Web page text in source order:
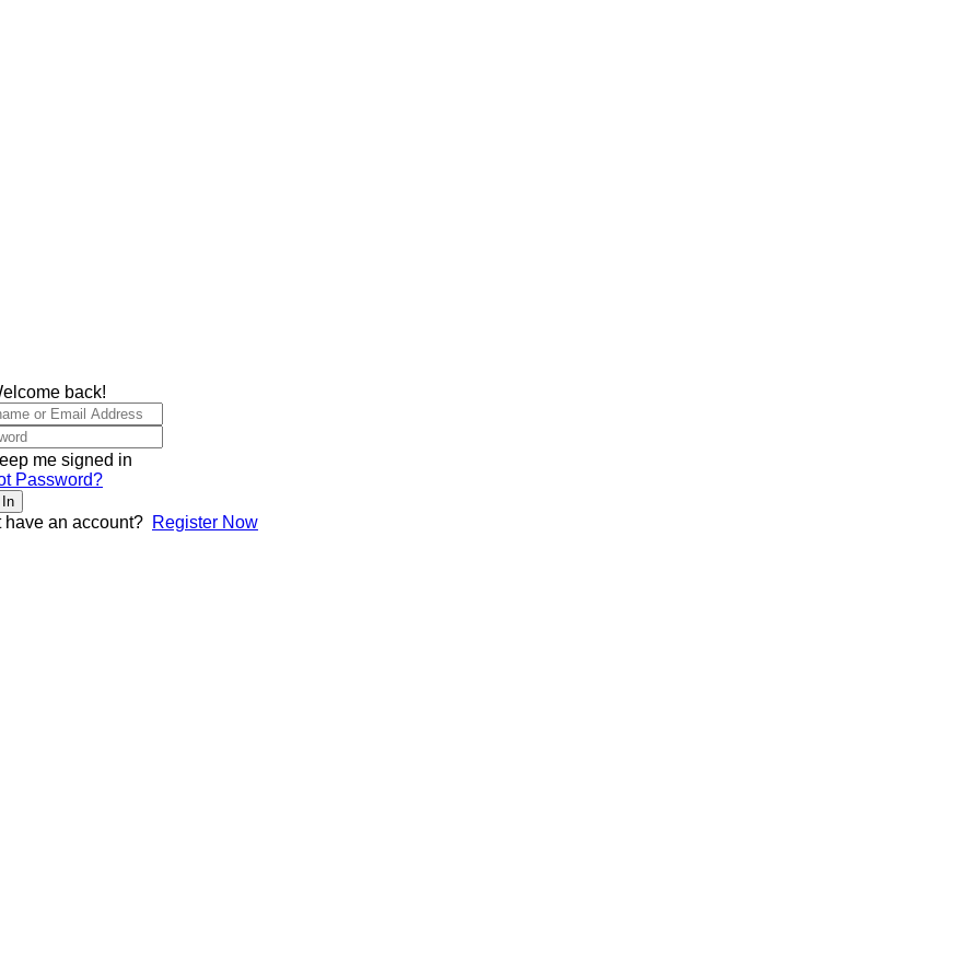
back!
me signed in
Password?
have an account? Register Now